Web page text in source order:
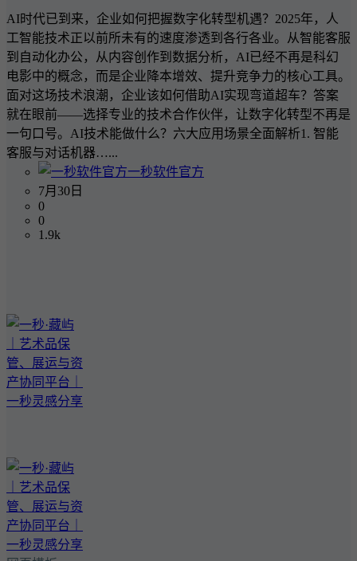
AI时代已到来，企业如何把握数字化转型机遇？2025年，人
工智能技术正以前所未有的速度渗透到各行各业。从智能客服
到自动化办公，从内容创作到数据分析，AI已经不再是科幻
电影中的概念，而是企业降本增效、提升竞争力的核心工具。
面对这场技术浪潮，企业该如何借助AI实现弯道超车？答案
就在眼前——选择专业的技术合作伙伴，让数字化转型不再是
一句口号。AI技术能做什么？六大应用场景全面解析1. 智能
客服与对话机器…...
一秒软件官方
7月30日
0
0
1.9k